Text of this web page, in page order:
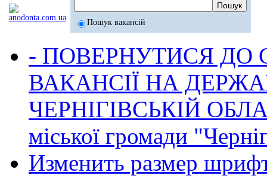
Пошук вакансій
- ПОВЕРНУТИСЯ ДО
ВАКАНСІЇ НА
ЧЕРНІГІВСЬКІЙ
міської громади
Изменить размер